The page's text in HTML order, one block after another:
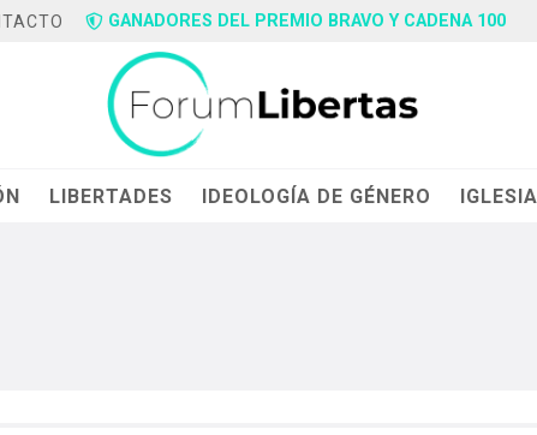
GANADORES DEL PREMIO BRAVO Y CADENA 100
LIBERTADES IDEOLOGÍA DE GÉNERO IGLESIA